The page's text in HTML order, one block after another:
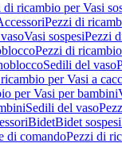
di ricambio per Vasi
Pezzi di
Vasi sospesiPezzi
Pezzi di
Sedili del vaso
per Vasi a
per Vasi per bambini
Sedili del vaso
BidetBidet sospesi
di comandoPezzi di